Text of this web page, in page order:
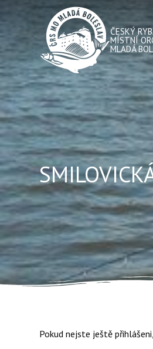
ČESKÝ
MÍSTNÍ
MLADÁ
Pokud nejste ještě